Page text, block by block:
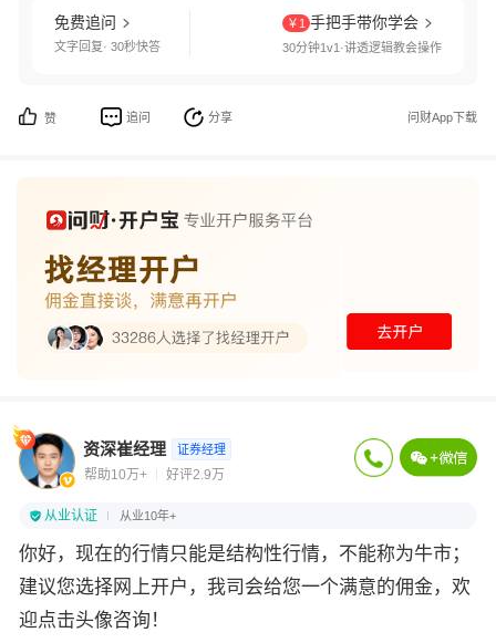
免费追问
文字回复· 30秒快答
￥1 手把手带你学会
30分钟1v1·讲透逻辑教会操作
赞 追问 分享 问财App下载
资深崔经理 证券经理
帮助10万+ 好评2.9万
从业认证 从业10年+
你好，现在的行情只能是结构性行情，不能称为牛市；
建议您选择网上开户，我司会给您一个满意的佣金，欢
迎点击头像咨询！